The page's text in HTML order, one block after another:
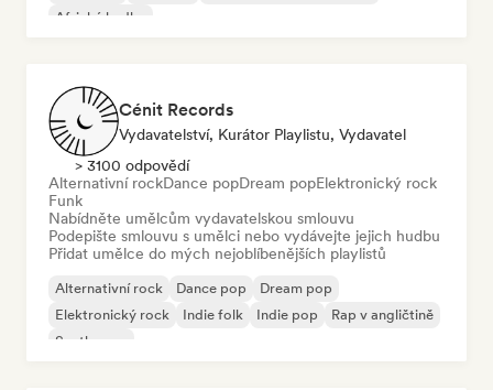
Africká hudba
Cénit Records
Vydavatelství, Kurátor Playlistu, Vydavatel
> 3100 odpovědí
Alternativní rockDance popDream popElektronický rock
Funk
Nabídněte umělcům vydavatelskou smlouvu
Podepište smlouvu s umělci nebo vydávejte jejich hudbu
Přidat umělce do mých nejoblíbenějších playlistů
Alternativní rock Dance pop
Dream pop
Elektronický rock
Indie folk Indie pop
Rap v angličtině
Synthwave